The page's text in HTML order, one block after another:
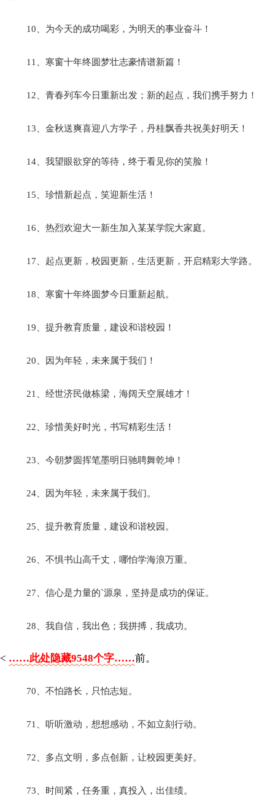
10、为今天的成功喝彩，为明天的事业奋斗！
11、寒窗十年终圆梦壮志豪情谱新篇！
12、青春列车今日重新出发；新的起点，我们携手努力！
13、金秋送爽喜迎八方学子，丹桂飘香共祝美好明天！
14、我望眼欲穿的等待，终于看见你的笑脸！
15、珍惜新起点，笑迎新生活！
16、热烈欢迎大一新生加入某某学院大家庭。
17、起点更新，校园更新，生活更新，开启精彩大学路。
18、寒窗十年终圆梦今日重新起航。
19、提升教育质量，建设和谐校园！
20、因为年轻，未来属于我们！
21、经世济民做栋梁，海阔天空展雄才！
22、珍惜美好时光，书写精彩生活！
23、今朝梦圆挥笔墨明日驰聘舞乾坤！
24、因为年轻，未来属于我们。
25、提升教育质量，建设和谐校园。
26、不惧书山高千丈，哪怕学海浪万重。
27、信心是力量的`源泉，坚持是成功的保证。
28、我自信，我出色；我拼搏，我成功。
< ……此处隐藏9548个字……前。
70、不怕路长，只怕志短。
71、听听激动，想想感动，不如立刻行动。
72、多点文明，多点创新，让校园更美好。
73、时间紧，任务重，真投入，出佳绩。